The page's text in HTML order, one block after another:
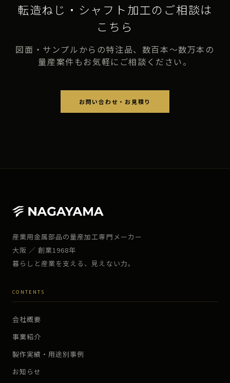
転造ねじ・シャフト加工のご相談は
こちら
図面・サンプルからの特注品、数百本〜数万本の
量産案件もお気軽にご相談ください。
お問い合わせ・お見積り
産業用金属部品の量産加工専門メーカー
大阪 ／ 創業1968年
暮らしと産業を支える、見えない力。
CONTENTS
会社概要
事業紹介
製作実績・用途別事例
お知らせ